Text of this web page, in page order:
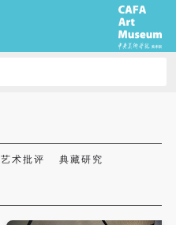
艺术批评 典藏研究